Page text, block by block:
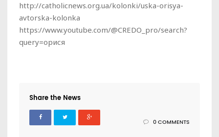
http://catholicnews.org.ua/kolonki/uska-orisya-
avtorska-kolonka
https://www.youtube.com/@CREDO_pro/search?
query=орися
Share the News
0 COMMENTS